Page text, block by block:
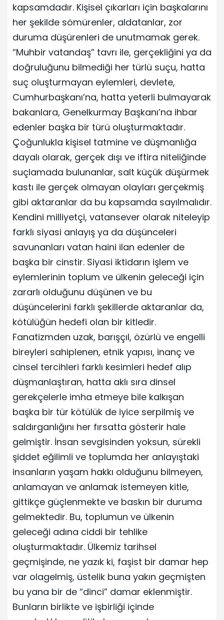
kapsamdadır. Kişisel çıkarları için başkalarını
her şekilde sömürenler, aldatanlar, zor
duruma düşürenleri de unutmamak gerek.
“Muhbir vatandaş” tavrı ile, gerçekliğini ya da
doğruluğunu bilmediği her türlü suçu, hatta
suç oluşturmayan eylemleri, devlete,
Cumhurbaşkanı’na, hatta yeterli bulmayarak
bakanlara, Genelkurmay Başkanı’na ihbar
edenler başka bir türü oluşturmaktadır.
Çoğunlukla kişisel tatmine ve düşmanlığa
dayalı olarak, gerçek dışı ve iftira niteliğinde
suçlamada bulunanlar, salt küçük düşürmek
kastı ile gerçek olmayan olayları gerçekmiş
gibi aktaranlar da bu kapsamda sayılmalıdır.
Kendini milliyetçi, vatansever olarak niteleyip
farklı siyasi anlayış ya da düşünceleri
savunanları vatan haini ilan edenler de
başka bir cinstir. Siyasi iktidarın işlem ve
eylemlerinin toplum ve ülkenin geleceği için
zararlı olduğunu düşünen ve bu
düşüncelerini farklı şekillerde aktaranlar da,
kötülüğün hedefi olan bir kitledir.
Fanatizmden uzak, barışçıl, özürlü ve engelli
bireyleri sahiplenen, etnik yapısı, inanç ve
cinsel tercihleri farklı kesimleri hedef alıp
düşmanlaştıran, hatta aklı sıra dinsel
gerekçelerle imha etmeye bile kalkışan
başka bir tür kötülük de iyice serpilmiş ve
saldırganlığını her fırsatta gösterir hale
gelmiştir. İnsan sevgisinden yoksun, sürekli
şiddet eğilimli ve toplumda her anlayıştaki
insanların yaşam hakkı olduğunu bilmeyen,
anlamayan ve anlamak istemeyen kitle,
gittikçe güçlenmekte ve baskın bir duruma
gelmektedir. Bu, toplumun ve ülkenin
geleceği adına ciddi bir tehlike
oluşturmaktadır. Ülkemiz tarihsel
geçmişinde, ne yazık ki, faşist bir damar hep
var olagelmiş, üstelik buna yakın geçmişten
bu yana bir de “dinci” damar eklenmiştir.
Bunların birlikte ve işbirliği içinde